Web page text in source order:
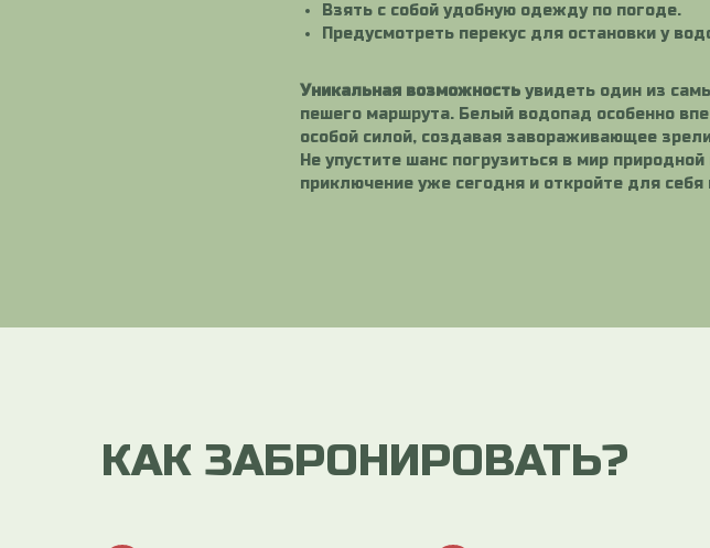
Взять с собой удобную одежду по погоде.
Предусмотреть перекус для остановки у
Уникальная возможность увидеть один из
пешего маршрута. Белый водопад особенно
особой силой, создавая завораживающее
Не упустите шанс погрузиться в мир
приключение уже сегодня и откройте для
КАК ЗАБРОНИРОВАТЬ?